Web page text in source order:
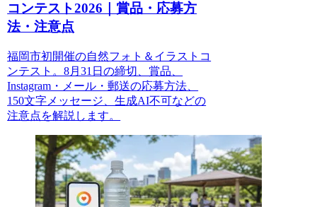
コンテスト2026｜賞品・応募方
法・注意点
福岡市初開催の自然フォト＆イラストコ
ンテスト。8月31日の締切、賞品、
Instagram・メール・郵送の応募方法、
150文字メッセージ、生成AI不可などの
注意点を解説します。